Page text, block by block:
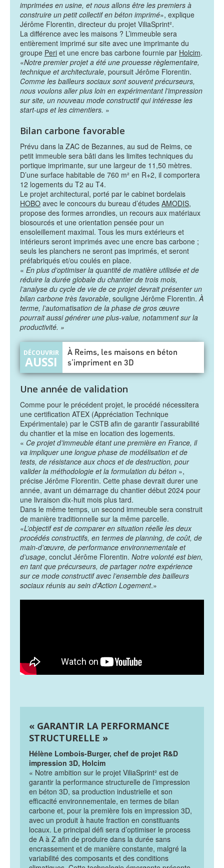
imprimées en usine, et nous allons être les premiers à
construire un petit collectif en béton imprimé», explique
Jérôme Florentin, directeur du projet ViliaSprint².
La différence avec les maisons ? L’immeuble sera
entièrement imprimé sur site avec une imprimante du
groupe Peri et une encre bas carbone fournie par Holcim.
«Notre premier projet a été une prouesse règlementaire,
technique et architecturale, poursuit Jérôme Florentin.
Comme les bailleurs sociaux sont souvent précurseurs,
nous voulons aller plus loin en expérimentant l’impression
sur site, un nouveau mode constructif qui intéresse les
start-ups et les cimentiers. »
Bilan carbone favorable
Prévu dans la ZAC de Bezannes, au sud de Reims, ce
petit immeuble sera bâti dans les limites techniques du
portique imprimante, sur une largeur de 11,50 mètres.
D’une surface habitable de 760 m² en R+2, il comportera
12 logements du T2 au T4.
Le projet architectural, porté par le cabinet bordelais
HOBO avec le concours du bureau d’études AMODIS,
propose des formes arrondies, un recours aux matériaux
biosourcés et une orientation pensée pour un
ensoleillement maximal. Tous les murs extérieurs et
intérieurs seront imprimés avec une encre bas carbone ;
seuls les planchers ne seront pas imprimés, et seront
préfabriqués et/ou coulés en place.
« En plus d’optimiser la quantité de matière utilisée et de
réduire la durée globale du chantier de trois mois,
l’analyse du cycle de vie de ce projet devrait présenter un
bilan carbone très favorable, souligne Jérôme Florentin.À
terme, l’automatisation de la phase de gros œuvre
pourrait aussi générer une plus-value, notamment sur la
productivité. »
À Reims, les maisons en béton
s’impriment en 3D
Une année de validation
Comme pour le précédent projet, le procédé nécessitera
une certification ATEX (Appréciation Technique
Expérimentale) par le CSTB afin de garantir l’assurabilité
du chantier et la mise en location des logements.
« Ce projet d’immeuble étant une première en France, il
va impliquer une longue phase de modélisation et de
tests, de résistance aux chocs et de destruction, pour
valider la méthodologie et la formulation du béton »,
précise Jérôme Florentin. Cette phase devrait durer une
année, avant un démarrage du chantier début 2024 pour
une livraison dix-huit mois plus tard.
Dans le même temps, un second immeuble sera construit
de manière traditionnelle sur la même parcelle.
«L’objectif est de comparer en situation réelle les deux
procédés constructifs, en termes de planning, de coût, de
main-d’œuvre, de performance environnementale et
d’usage, conclut Jérôme Florentin. Notre volonté est bien,
en tant que précurseurs, de partager notre expérience
sur ce mode constructif avec l’ensemble des bailleurs
sociaux réunis au sein d’Action Logement.»
« GARANTIR LA PERFORMANCE
STRUCTURELLE »
Hélène Lombois-Burger, chef de projet R&D
impression 3D, Holcim
« Notre ambition sur le projet ViliaSprint² est de
garantir la performance structurelle de l’impression
en béton 3D, sa production industrielle et son
efficacité environnementale, en termes de bilan
carbone et, pour la première fois en impression 3D,
avec un produit à haute fraction en constituants
locaux. Le principal défi sera d’optimiser le process
de A à Z afin de produire dans la durée sans
encrassement et de manière constante, malgré la
variabilité des composants et des conditions